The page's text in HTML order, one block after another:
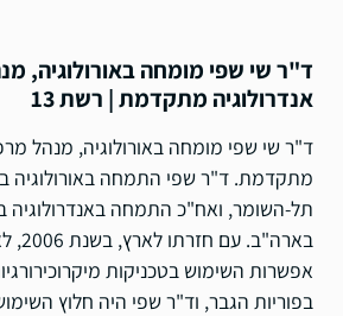
ד"ר שי שפי מומחה באורולוגיה,
אנדרולוגיה מתקדמת | רשת 13
ד"ר שי שפי מומחה באורולוגיה, מנהל
מתקדמת. ד"ר שפי התמחה באורולוגיה
תל-השומר, ואח"כ התמחה באנדרולוגיה
אפשרות השימוש בטכניקות
בפוריות הגבר, וד"ר שפי היה חלוץ